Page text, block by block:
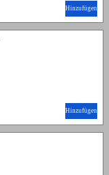
Hinzufügen
Hinzufügen